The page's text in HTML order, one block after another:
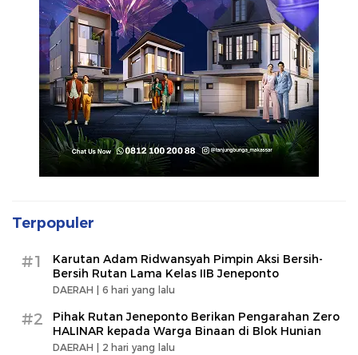
Terpopuler
#1
Karutan Adam Ridwansyah Pimpin Aksi Bersih-
Bersih Rutan Lama Kelas IIB Jeneponto
DAERAH | 6 hari yang lalu
#2
Pihak Rutan Jeneponto Berikan Pengarahan Zero
HALINAR kepada Warga Binaan di Blok Hunian
DAERAH | 2 hari yang lalu